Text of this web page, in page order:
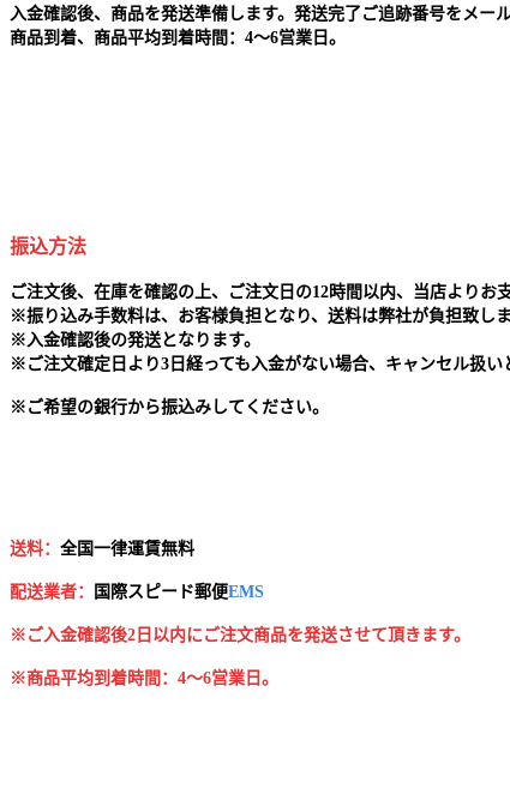
入金確認後、商品を発送準備します。発送完了ご追跡番号をメー
商品到着、商品平均到着時間：4～6営業日。
振込方法
ご注文後、在庫を確認の上、ご注文日の12時間以内、当店より
※振り込み手数料は、お客様負担となり、送料は弊社が負担致しま
※ 入金確認後の発送となります。
※ ご注文確定日より3日経っても入金がない場合、キャンセル扱い
※ ご希望の銀行から振込みしてください。
送料： 全国一律運賃無料
配送業者： 国 際スピード郵便EMS
※ご入金確認後2日以内にご注文商品を発送させて頂きます。
※商品平均到着時間：4～6営業日。